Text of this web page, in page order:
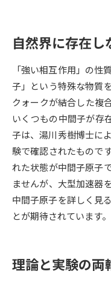
（高3生用）
SELFBRAND特集ページ
オープンキャンパス
オープンキャンパス検索
来場型・Web型イベント特集
自然界に存在し
「強い相互作用」の
子」という特殊な物質
クォークが結合した複
いくつもの中間子が存
子は、湯川秀樹博士に
験で確認されたもので
れた状態が中間子原子
ませんが、大型加速器
中間子原子を詳しく見
とが期待されています。
理論と実験の両